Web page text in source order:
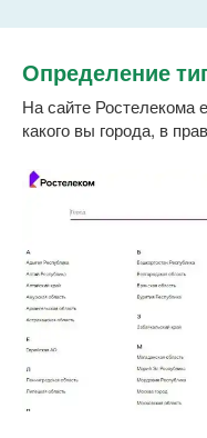
Определение
На сайте Ростелекома
какого вы города, в